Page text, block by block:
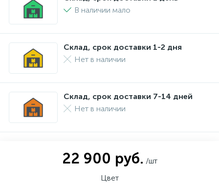
В наличии мало
Склад, срок доставки 1-2 дня
Нет в наличии
Склад, срок доставки 7-14 дней
Нет в наличии
22 900 руб. /шт
Цвет